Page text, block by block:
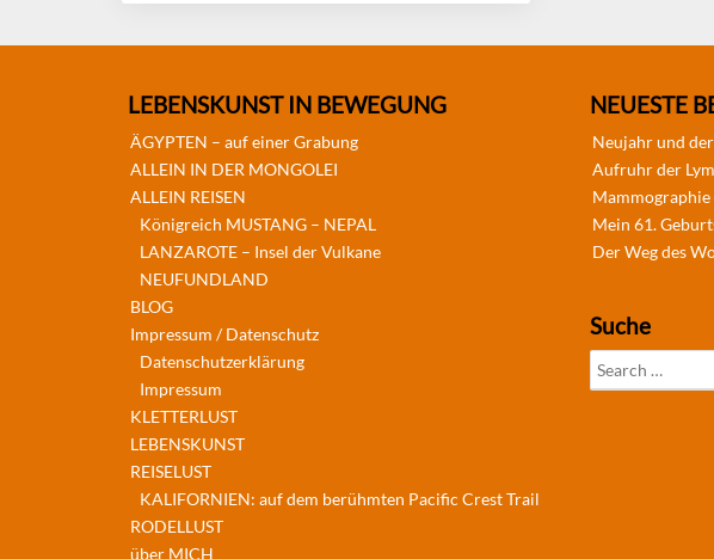
LEBENSKUNST IN BEWEGUNG
ÄGYPTEN – auf einer Grabung
ALLEIN IN DER MONGOLEI
ALLEIN REISEN
Königreich MUSTANG – NEPAL
LANZAROTE – Insel der Vulkane
NEUFUNDLAND
BLOG
Impressum / Datenschutz
Datenschutzerklärung
Impressum
KLETTERLUST
LEBENSKUNST
REISELUST
KALIFORNIEN: auf dem berühmten Pacific Crest Trail
RODELLUST
über MICH
NEUESTE
Neujahr und
Aufruhr der
Mammographie
Mein 61.
Der Weg des
Suche
Search
for: